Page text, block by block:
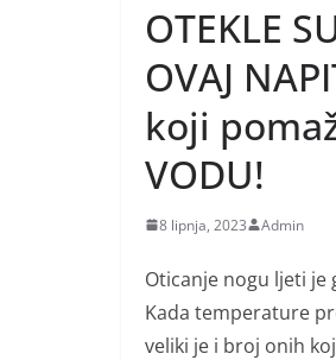
OTEKLE
OVAJ
koji
VODU!
8 lipnja, 2023 Admin
Oticanje nogu ljeti
Kada temperature
veliki je i broj onih